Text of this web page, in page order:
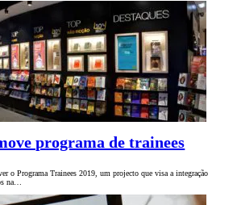
programa de trainees
o Programa Trainees 2019, um projecto que visa a integração
na…